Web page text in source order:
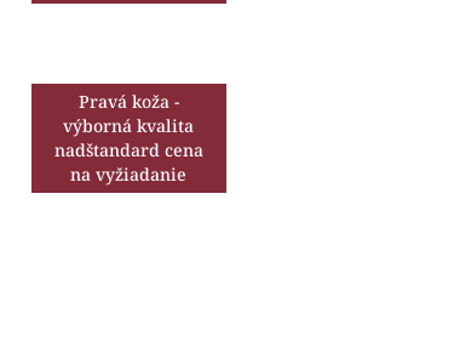
Pravá koža -
výborná kvalita
nadštandard cena
na vyžiadanie